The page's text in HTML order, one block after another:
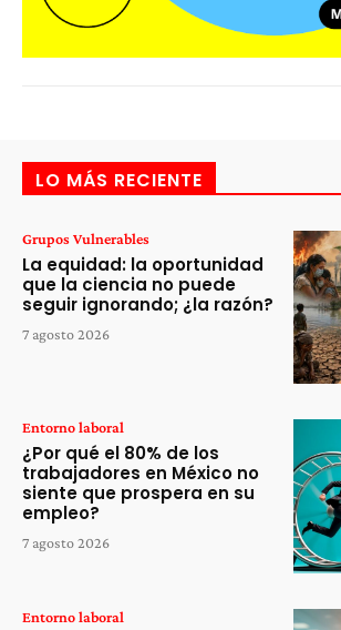
LO MÁS RECIENTE
Grupos Vulnerables
La equidad: la oportunidad
que la ciencia no puede
seguir ignorando; ¿la razón?
7 agosto 2026
Entorno laboral
¿Por qué el 80% de los
trabajadores en México no
siente que prospera en su
empleo?
7 agosto 2026
Entorno laboral